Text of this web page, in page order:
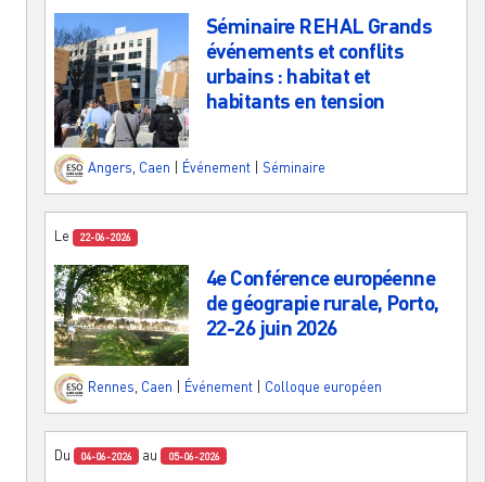
Séminaire REHAL Grands
événements et conflits
urbains : habitat et
habitants en tension
Angers, Caen Événement Séminaire
Le 22-06-2026
4e Conférence européenne
de géograpie rurale, Porto,
22-26 juin 2026
Rennes Caen Événement Colloque européen
Du 04-06-2026 au 05-06-2026